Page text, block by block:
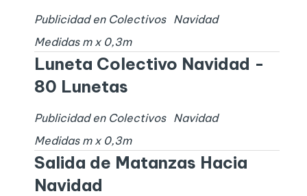
Publicidad en Colectivos
Navidad
Medidas m x 0,3m
Luneta Colectivo Navidad -
80 Lunetas
Publicidad en Colectivos
Navidad
Medidas m x 0,3m
Salida de Matanzas Hacia
Navidad